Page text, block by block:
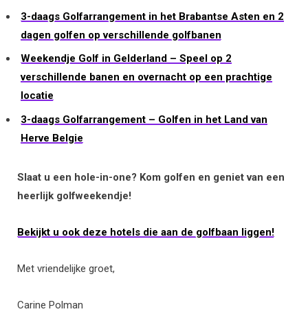
3-daags Golfarrangement in het Brabantse Asten en 2
dagen golfen op verschillende golfbanen
Weekendje Golf in Gelderland – Speel op 2
verschillende banen en overnacht op een prachtige
locatie
3-daags Golfarrangement – Golfen in het Land van
Herve Belgie
Slaat u een hole-in-one? Kom golfen en geniet van een
heerlijk golfweekendje!
Bekijkt u ook deze hotels die aan de golfbaan liggen!
Met vriendelijke groet,
Carine Polman